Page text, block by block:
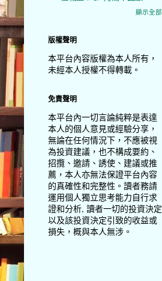
顯示全部
版權聲明
本平台內容版權為本人所有，
未經本人授權不得轉載。
免責聲明
本平台內一切言論純粹是表達
本人的個人意見或經驗分享，
無論在任何情況下，不應被視
為投資建議，也不構成要約、
招攬、邀請、誘使、建議或推
薦，本人亦無法保證平台內容
的真確性和完整性。讀者務請
運用個人獨立思考能力自行求
證和分析, 讀者一切的投資決定
以及該投資決定引致的收益或
損失，概與本人無涉。